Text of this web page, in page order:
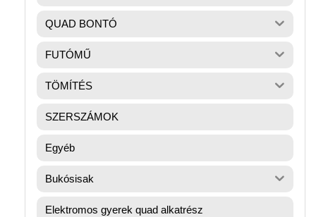
QUAD BONTÓ
FUTÓMŰ
TÖMÍTÉS
SZERSZÁMOK
Egyéb
Bukósisak
Elektromos gyerek quad alkatrész